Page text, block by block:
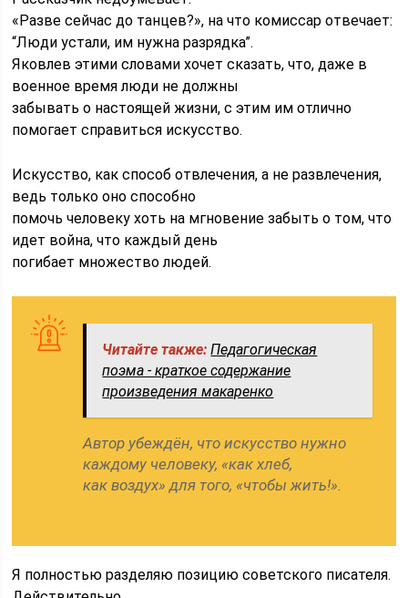
«Разве сейчас до танцев?», на что комиссар отвечает:
“Люди устали, им нужна разрядка”.
Яковлев этими словами хочет сказать, что, даже в
военное время люди не должны
забывать о настоящей жизни, с этим им отлично
помогает справиться искусство.
Искусство, как способ отвлечения, а не развлечения,
ведь только оно способно
помочь человеку хоть на мгновение забыть о том, что
идет война, что каждый день
погибает множество людей.
Читайте также: Педагогическая
поэма - краткое содержание
произведения макаренко
Автор убеждён, что искусство нужно
каждому человеку, «как хлеб,
как воздух» для того, «чтобы жить!».
Я полностью разделяю позицию советского писателя.